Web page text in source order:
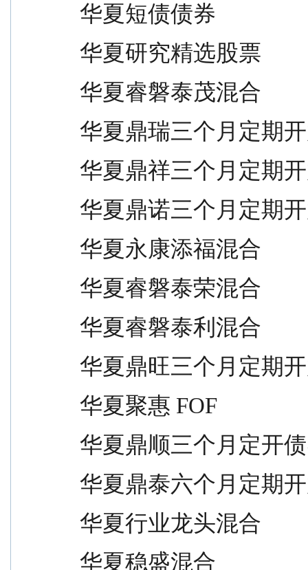
华夏短债债券
华夏研究精选股票
华夏睿磐泰茂混合
华夏鼎瑞三个月定期开
华夏鼎祥三个月定期开
华夏鼎诺三个月定期开
华夏永康添福混合
华夏睿磐泰荣混合
华夏睿磐泰利混合
华夏鼎旺三个月定期开
华夏聚惠 FOF
华夏鼎顺三个月定开债
华夏鼎泰六个月定期开
华夏行业龙头混合
华夏稳盛混合